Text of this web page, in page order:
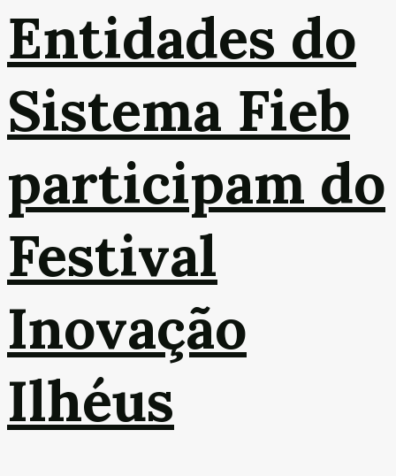
Entidades do
Sistema Fieb
participam do
Festival
Inovação
Ilhéus